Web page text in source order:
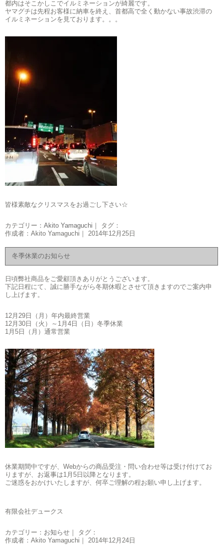
都内はそこかしこでイルミネーションが綺麗です。
ヤマグチは先程お客様に納車を終え、首都高で全く動かない事故渋滞の
イルミネーションを見ております。。。
皆様素敵なクリスマスをお過ごし下さい☆
カテゴリー： Akito Yamaguchi ｜ タグ：
作成者：Akito Yamaguchi｜ 2014年12月25日
冬季休業のお知らせ
日頃弊社商品をご愛顧頂きありがとうございます。
下記日程にて、誠に勝手ながら冬期休暇とさせて頂きますのでご案内申
し上げます。
12月29日（月）年内最終営業
12月30日（火）～1月4日（日）冬季休業
1月5日（月）通常営業
休業期間中ですが、Webからの商品受注・問い合わせ等は受け付けてお
りますが、お返事は1月5日以降となります。
ご迷惑をおかけいたしますが、何卒ご理解の程お願い申し上げます。
有限会社デュークス
カテゴリー： お知らせ ｜ タグ：
作成者：Akito Yamaguchi｜ 2014年12月24日